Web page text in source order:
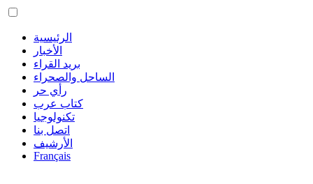
الرئيسية
الأخبار
بريد القراء
الساحل والصحراء
رأي حر
كتاب عرب
تكنولوجيا
اتصل بنا
الأرشيف
Français